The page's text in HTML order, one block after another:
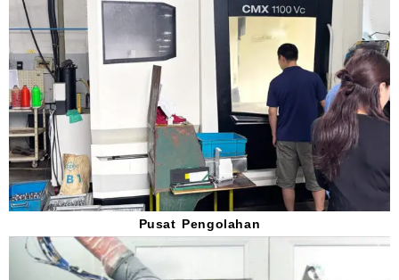
Pusat Pengolahan